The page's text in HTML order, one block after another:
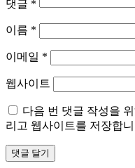
댓글 *
이름 *
이메일 *
웹사이트
다음 번 댓글 작성을
리고 웹사이트를 저장합